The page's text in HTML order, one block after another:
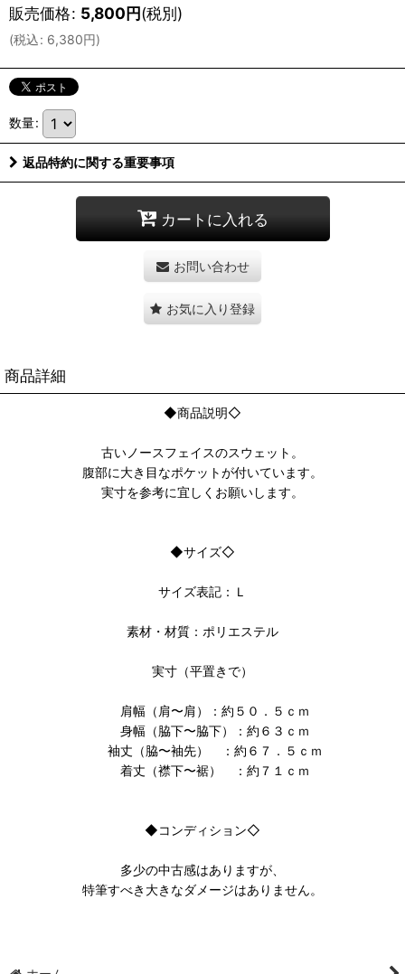
販売価格: 5,800円(税別)
(税込: 6,380円)
数量:
返品特約に関する重要事項
カートに入れる
お問い合わせ
お気に入り登録
商品詳細
◆商品説明◇
古いノースフェイスのスウェット。
腹部に大き目なポケットが付いています。
実寸を参考に宜しくお願いします。
◆サイズ◇
サイズ表記：Ｌ
素材・材質：ポリエステル
実寸（平置きで）
肩幅（肩〜肩）：約５０．５ｃｍ
身幅（脇下〜脇下）：約６３ｃｍ
袖丈（脇〜袖先） ：約６７．５ｃｍ
着丈（襟下〜裾） ：約７１ｃｍ
◆コンディション◇
多少の中古感はありますが、
特筆すべき大きなダメージはありません。